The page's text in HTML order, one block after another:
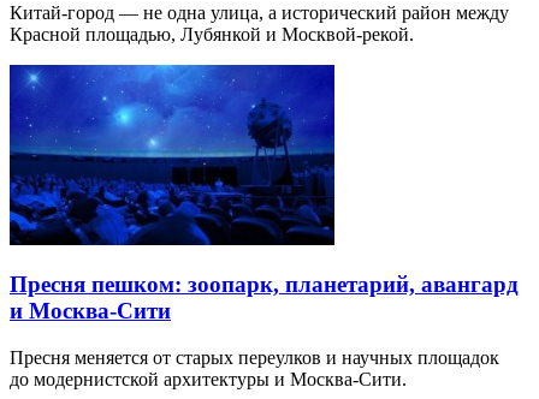
Китай-город — не одна улица, а исторический район между
Красной площадью, Лубянкой и Москвой-рекой.
Пресня пешком: зоопарк, планетарий, авангард
и Москва-Сити
Пресня меняется от старых переулков и научных площадок
до модернистской архитектуры и Москва-Сити.